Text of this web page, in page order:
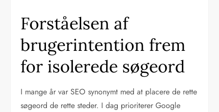
Forståelsen af
brugerintention frem
for isolerede søgeord
I mange år var SEO synonymt med at placere de rette
søgeord de rette steder. I dag prioriterer Google